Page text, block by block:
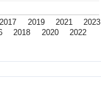
2017
2018
2019
2020
2021
2022
2023